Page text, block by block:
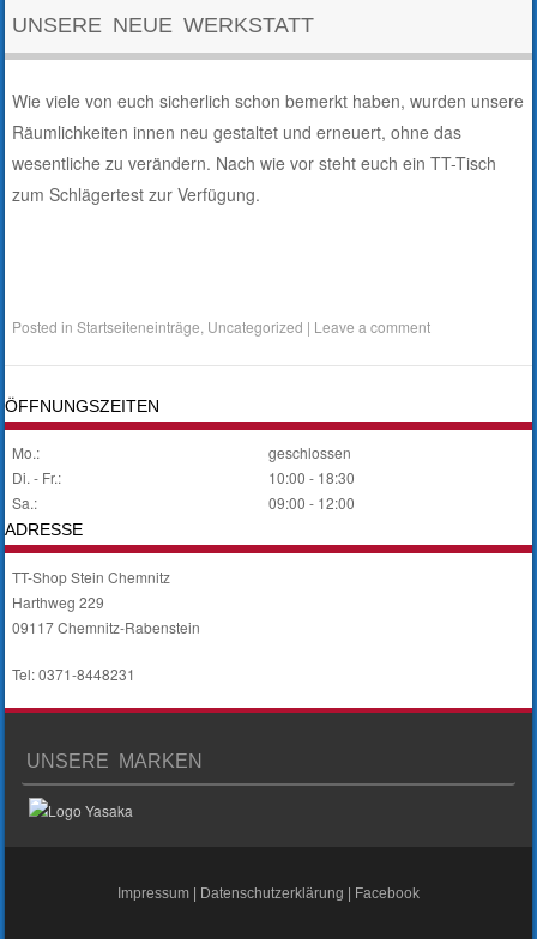
UNSERE NEUE WERKSTATT
Wie viele von euch sicherlich schon bemerkt haben, wurden unsere
Räumlichkeiten innen neu gestaltet und erneuert, ohne das
wesentliche zu verändern. Nach wie vor steht euch ein TT-Tisch
zum Schlägertest zur Verfügung.
Posted inStartseiteneinträge Uncategorized | Leave a comment
ÖFFNUNGSZEITEN
Mo.:
geschlossen
Di. - Fr.:
10:00 - 18:30
Sa.:
09:00 - 12:00
ADRESSE
TT-Shop Stein Chemnitz
Harthweg 229
09117 Chemnitz-Rabenstein
Tel: 0371-8448231
UNSERE MARKEN
Impressum Datenschutzerklärung Facebook